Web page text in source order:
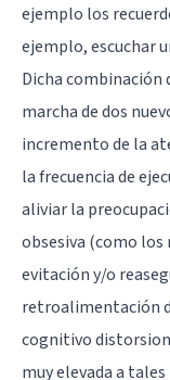
ejemplo los
ejemplo, escuchar
Dicha combinación
marcha de dos
incremento de la
la frecuencia de
aliviar la
obsesiva (como los
evitación y/o
retroalimentación
cognitivo
muy elevada a tales